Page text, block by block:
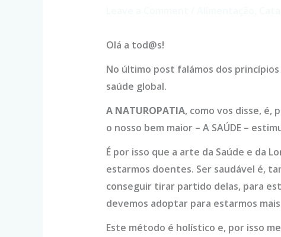
Olá a tod@s!
No último post falámos dos
saúde global.
A NATUROPATIA, como vos disse, é,
o nosso bem maior – A SAÚDE –
É por isso que a arte da Saúde e da
estarmos doentes. Ser saudável é,
conseguir tirar partido delas, para
devemos adoptar para estarmos
Este método é holístico e, por isso